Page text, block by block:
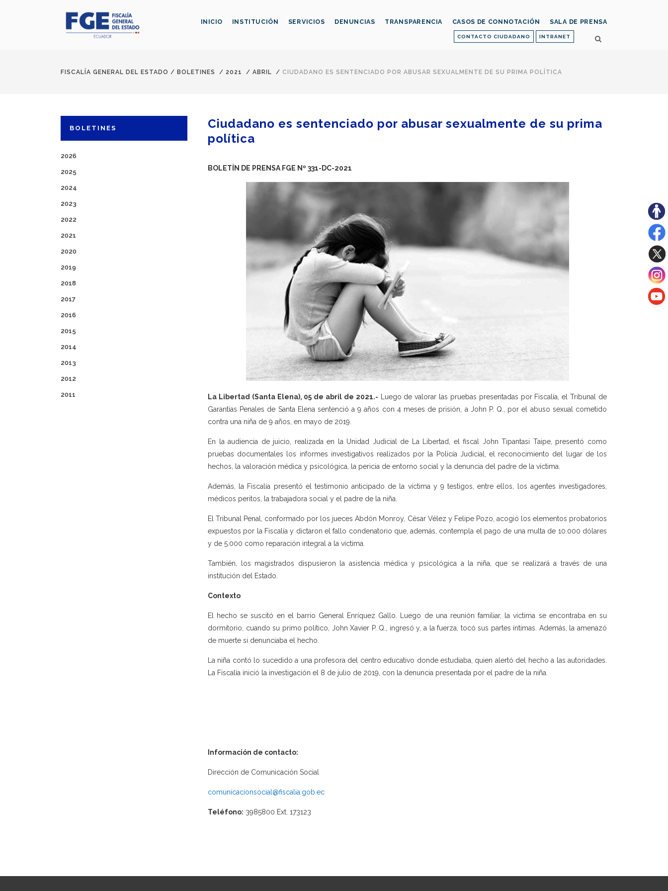
CONTACTO CIUDADANO INTRANET
INICIO INSTITUCIÓN SERVICIOS DENUNCIAS TRANSPARENCIA CASOS DE CONNOTACIÓN SALA DE PRENSA
FISCALÍA GENERAL DEL ESTADO / BOLETINES / 2021 / ABRIL / CIUDADANO ES SENTENCIADO POR ABUSAR SEXUALMENTE DE SU PRIMA POLÍTICA
BOLETINES
2026
2025
2024
2023
2022
2021
2020
2019
2018
2017
2016
2015
2014
2013
2012
2011
Ciudadano es sentenciado por abusar sexualmente de su prima
política
BOLETÍN DE PRENSA FGE Nº 331-DC-2021
La Libertad (Santa Elena), 05 de abril de 2021.- Luego de valorar las pruebas presentadas por Fiscalía, el Tribunal de
Garantías Penales de Santa Elena sentenció a 9 años con 4 meses de prisión, a John P. Q., por el abuso sexual cometido
contra una niña de 9 años, en mayo de 2019.
En la audiencia de juicio, realizada en la Unidad Judicial de La Libertad, el fiscal John Tipantasi Taipe, presentó como
pruebas documentales los informes investigativos realizados por la Policía Judicial, el reconocimiento del lugar de los
hechos, la valoración médica y psicológica, la pericia de entorno social y la denuncia del padre de la víctima.
Además, la Fiscalía presentó el testimonio anticipado de la víctima y 9 testigos, entre ellos, los agentes investigadores,
médicos peritos, la trabajadora social y el padre de la niña.
El Tribunal Penal, conformado por los jueces Abdón Monroy, César Vélez y Felipe Pozo, acogió los elementos probatorios
expuestos por la Fiscalía y dictaron el fallo condenatorio que, además, contempla el pago de una multa de 10.000 dólares
y de 5.000 como reparación integral a la víctima.
También, los magistrados dispusieron la asistencia médica y psicológica a la niña, que se realizará a través de una
institución del Estado.
Contexto
El hecho se suscitó en el barrio General Enríquez Gallo. Luego de una reunión familiar, la víctima se encontraba en su
dormitorio, cuando su primo político, John Xavier P. Q., ingresó y, a la fuerza, tocó sus partes íntimas. Además, la amenazó
de muerte si denunciaba el hecho.
La niña contó lo sucedido a una profesora del centro educativo donde estudiaba, quien alertó del hecho a las autoridades.
La Fiscalía inició la investigación el 8 de julio de 2019, con la denuncia presentada por el padre de la niña.
Información de contacto:
Dirección de Comunicación Social
comunicacionsocial@fiscalia.gob.ec
Teléfono: 3985800 Ext. 173123